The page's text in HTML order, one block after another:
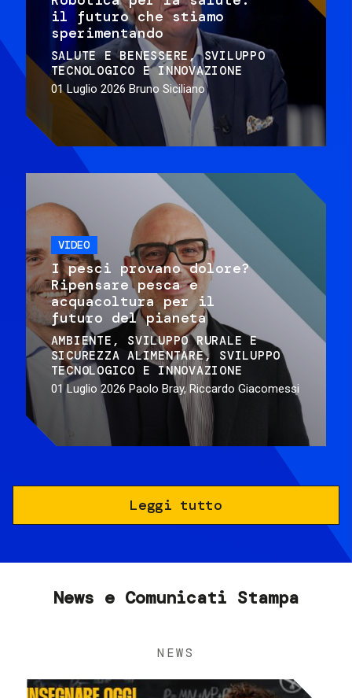
il futuro che stiamo
sperimentando
SALUTE E BENESSERE
SVILUPPO
TECNOLOGICO E INNOVAZIONE
01 Luglio 2026 Bruno Siciliano
VIDEO
I pesci provano dolore?
Ripensare pesca e
acquacoltura per il
futuro del pianeta
AMBIENTE
SVILUPPO RURALE E
SICUREZZA ALIMENTARE
SVILUPPO
TECNOLOGICO E INNOVAZIONE
01 Luglio 2026 Paolo Bray, Riccardo Giacomessi
Leggi tutto
News e Comunicati Stampa
NEWS